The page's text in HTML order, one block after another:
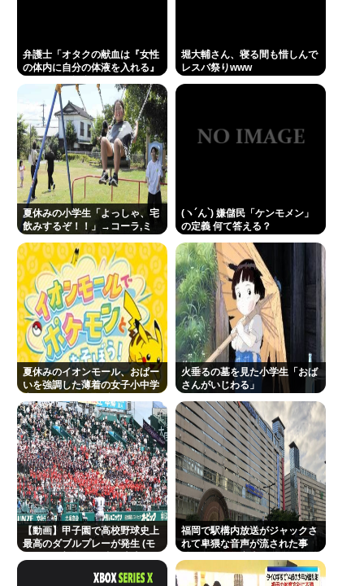
る？
中国の二足歩行ロボ 服着せて胸ふくらませたらアイ
ドルみたいな可愛さを醸し出すようになる
Powered by livedoor 相互RSS
弁護士「オタクの献血は『女性
の体内に自分の体液を入れる』
意性交罪に当たる」
堀大輔さん、寝る間も惜しんで
レスバ祭りwww
夏休みの小学生「よっしゃ、宅
飲みするぞ！！」→コーラ,ミ
(ヽ´ん`) 嫌儲民「ケンモメン」
の定義 何て答える？
夏休みのイオンモール、おぱー
いを強調した薄着の女子小中学
の？
火垂るの墓を見た小学生「おば
さんがいじわる」
【動画】甲子園で高校野球史上
最高のダブルプレーが発生 (モ
高)これもうプロ野球超えてる
福岡で駅構内放送がジャックさ
れて卑猥な音声が流された事
画だった